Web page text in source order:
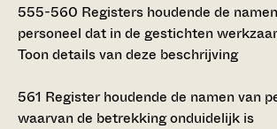
555-560 Registers houdende de
personeel dat in de gestichten
Toon details van deze beschrijving
561 Register houdende de namen van
waarvan de betrekking onduidelijk is